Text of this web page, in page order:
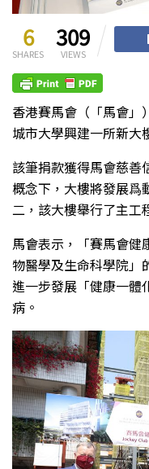
6
SHARES
309
VIEWS
香港賽馬會（「馬會」
城市大學興建一所新大
該筆捐款獲得馬會慈善
概念下，大樓將發展爲
二，該大樓舉行了主工
馬會表示，「賽馬會健
物醫學及生命科學院」
進一步發展「健康一體
病。